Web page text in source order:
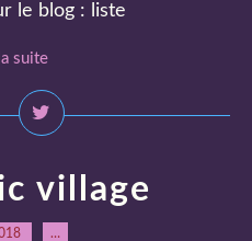
le blog : liste
suite
village
…